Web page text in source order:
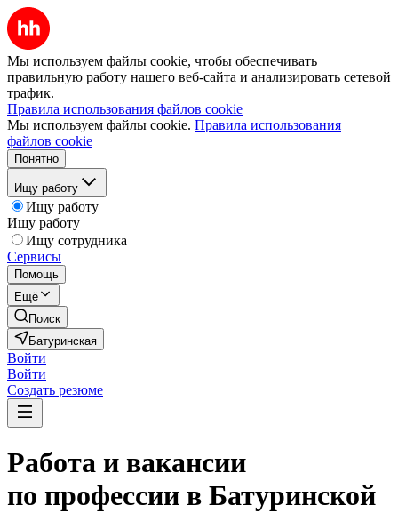
Мы используем файлы cookie, чтобы обеспечивать
правильную работу нашего веб-сайта и анализировать сетевой
трафик.
Правила использования файлов cookie
Мы используем файлы cookie. Правила использования
файлов cookie
Понятно
Ищу работу
Ищу работу
Ищу работу
Ищу сотрудника
Сервисы
Помощь
Ещё
Поиск
Батуринская
Войти
Войти
Создать резюме
Работа и вакансии
по профессии в Батуринской